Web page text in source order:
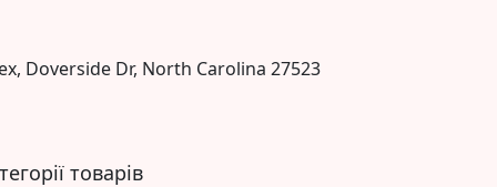
Doverside Dr, North Carolina 27523
товарів